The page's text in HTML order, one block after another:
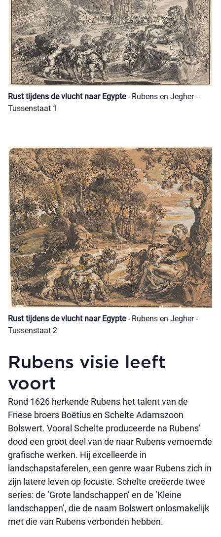
Rust tijdens de vlucht naar Egypte- Rubens en Jegher -
Tussenstaat 1
Rust tijdens de vlucht naar Egypte- Rubens en Jegher -
Tussenstaat 2
Rubens visie leeft
voort
Rond 1626 herkende Rubens het talent van de
Friese broers Boëtius en Schelte Adamszoon
Bolswert. Vooral Schelte produceerde na Rubens’
dood een groot deel van de naar Rubens vernoemde
grafische werken. Hij excelleerde in
landschapstaferelen, een genre waar Rubens zich in
zijn latere leven op focuste. Schelte creëerde twee
series: de ‘Grote landschappen’ en de ‘Kleine
landschappen’, die de naam Bolswert onlosmakelijk
met die van Rubens verbonden hebben.